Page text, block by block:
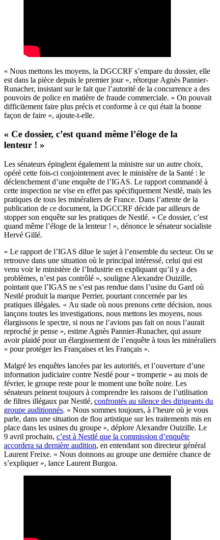
« Nous mettons les moyens, la DGCCRF s’empare du dossier, elle
est dans la pièce depuis le premier jour », rétorque Agnès Pannier-
Runacher, insistant sur le fait que l’autorité de la concurrence a des
pouvoirs de police en matière de fraude commerciale. « On pouvait
difficilement faire plus précis et conforme à ce qui était la bonne
façon de faire », ajoute-t-elle.
« Ce dossier, c’est quand même l’éloge de la
lenteur ! »
Les sénateurs épinglent également la ministre sur un autre choix,
opéré cette fois-ci conjointement avec le ministère de la Santé : le
déclenchement d’une enquête de l’IGAS. Le rapport commandé à
cette inspection ne vise en effet pas spécifiquement Nestlé, mais les
pratiques de tous les minéraliers de France. Dans l’attente de la
publication de ce document, la DGCCRF décide par ailleurs de
stopper son enquête sur les pratiques de Nestlé. « Ce dossier, c’est
quand même l’éloge de la lenteur ! », dénonce le sénateur socialiste
Hervé Gillé.
« Le rapport de l’IGAS dilue le sujet à l’ensemble du secteur. On se
retrouve dans une situation où le principal intéressé, celui qui est
venu voir le ministère de l’Industrie en expliquant qu’il y a des
problèmes, n’est pas contrôlé », souligne Alexandre Ouizille,
pointant que l’IGAS ne s’est pas rendue dans l’usine du Gard où
Nestlé produit la marque Perrier, pourtant concernée par les
pratiques illégales. « Au stade où nous prenons cette décision, nous
lançons toutes les investigations, nous mettons les moyens, nous
élargissons le spectre, si nous ne l’avions pas fait on nous l’aurait
reproché je pense », estime Agnès Pannier-Runacher, qui assure
avoir plaidé pour un élargissement de l’enquête à tous les minéraliers
« pour protéger les Françaises et les Français ».
Malgré les enquêtes lancées par les autorités, et l’ouverture d’une
information judiciaire contre Nestlé pour « tromperie » au mois de
février, le groupe reste pour le moment une boîte noire. Les
sénateurs peinent toujours à comprendre les raisons de l’utilisation
de filtres illégaux par Nestlé, confrontés au silence des dirigeants du
groupe auditionnés. « Nous sommes toujours, à l’heure où je vous
parle, dans une situation de flou artistique sur les traitements mis en
place dans les usines du groupe », déplore Alexandre Ouizille. Le
9 avril prochain, c’est à Nestlé que la commission d’enquête
accordera sa dernière audition, en entendant son directeur général
Laurent Freixe. « Nous donnons au groupe une dernière chance de
s’expliquer », lance Laurent Burgoa.